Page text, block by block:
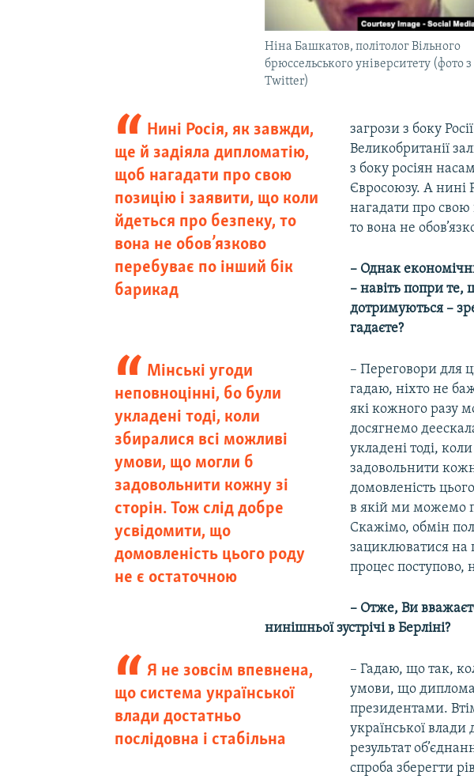
Ніна Башкатов, політолог Вільного
брюссельського університету (фото з
Twitter)
Нині Росія, як завжди,
ще й задіяла дипломатію,
щоб нагадати про свою
позицію і заявити, що коли
йдеться про безпеку, то
вона не обов’язково
перебуває по інший бік
барикад
загрози з боку
Великобританії
з боку росіян
Євросоюзу. А нині
нагадати про свою
то вона не
– Однак
– навіть попри те,
дотримуються –
гадаєте?
Мінські угоди
неповноцінні, бо були
укладені тоді, коли
збиралися всі можливі
умови, що могли б
задовольнити кожну зі
сторін. Тож слід добре
усвідомити, що
домовленість цього роду
не є остаточною
– Переговори для
гадаю, ніхто не
які кожного разу
досягнемо
укладені тоді,
задовольнити
домовленість
в якій ми можемо
Скажімо, обмін
зациклюватися на
процес
– Отже, Ви
нинішньої зустрічі в Берліні?
Я не зовсім впевнена,
що система української
влади достатньо
послідовна і стабільна
– Гадаю, що так,
умови, що
президентами.
української влади
результат
спроба зберегти